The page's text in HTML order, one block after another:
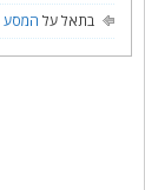
בתאלעל המסע